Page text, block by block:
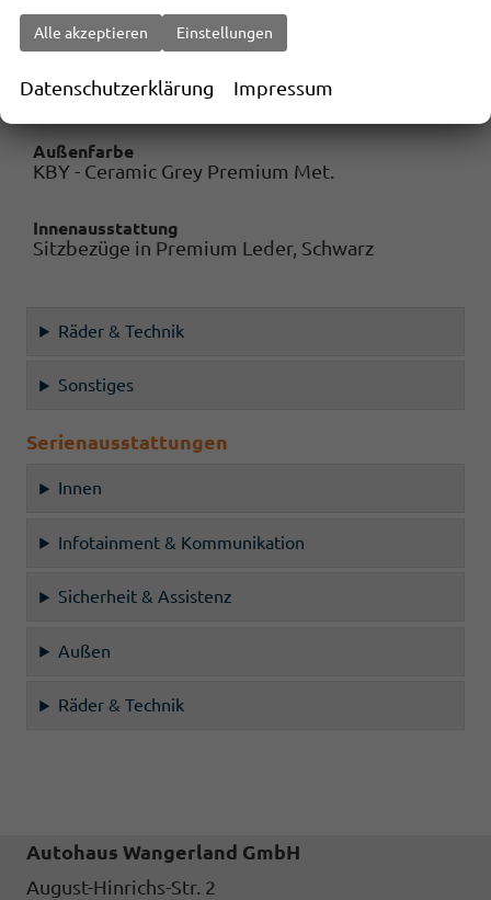
Außenfarbe
KBY - Ceramic Grey Premium Met.
Innenausstattung
Sitzbezüge in Premium Leder, Schwarz
Räder & Technik
Sonstiges
Serienausstattungen
Innen
Infotainment & Kommunikation
Sicherheit & Assistenz
Außen
Räder & Technik
Autohaus Wangerland GmbH
August-Hinrichs-Str. 2
Alle akzeptieren Einstellungen
Datenschutzerklärung Impressum